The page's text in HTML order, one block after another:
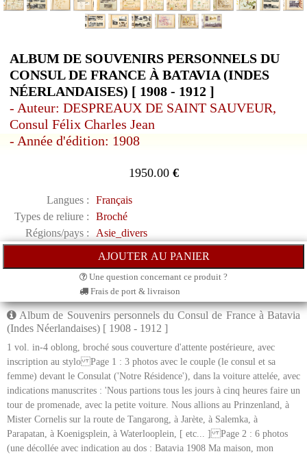
ALBUM DE SOUVENIRS PERSONNELS DU
CONSUL DE FRANCE À BATAVIA (INDES
NÉERLANDAISES) [ 1908 - 1912 ]
- Auteur: DESPREAUX DE SAINT SAUVEUR,
Consul Félix Charles Jean
- Année d'édition: 1908
1950.00€
Langues :
Français
Types de reliure :
Broché
Régions/pays :
Asie_divers
Une question concernant ce produit ?
Frais de port & livraison
Album de Souvenirs personnels du Consul de France à Batavia
(Indes Néerlandaises) [ 1908 - 1912 ]
1 vol. in-4 oblong, broché sous couverture d'attente postérieure, avec
inscription au stylo Page 1 : 3 photos avec le couple (le consul et sa
femme) devant le Consulat ('Notre Résidence'), dans la voiture attelée, avec
indications manuscrites : 'Nous partions tous les jours à cinq heures faire un
tour de promenade, avec la petite voiture. Nous allions au Prinzenland, à
Mister Cornelis sur la route de Tangarong, à Jarète, à Salemka, à
Parapatan, à Koenigsplein, à Waterlooplein, [ etc... ] Page 2 : 6 photos
(une décollée avec indication au dos : Batavia 1908 Ma maison, mon